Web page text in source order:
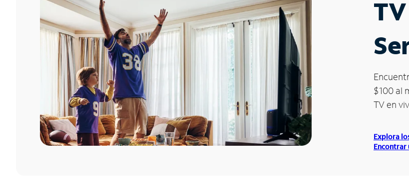
$100 al
TV en
Explora
Encontrar